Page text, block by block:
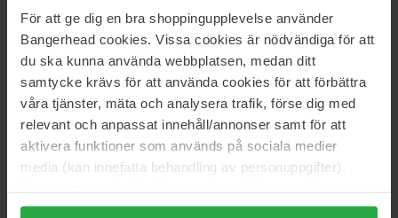
För att ge dig en bra shoppingupplevelse använder
Bangerhead cookies. Vissa cookies är nödvändiga för att
du ska kunna använda webbplatsen, medan ditt
samtycke krävs för att använda cookies för att förbättra
våra tjänster, mäta och analysera trafik, förse dig med
relevant och anpassat innehåll/annonser samt för att
aktivera funktioner som används på sociala medier
media (kan innefatta behandling av personuppgifter).
Genom att trycka på "Tillåt alla cookies" accepterar du
Kategorier:
Hjem
Makeup
Læber
Læbepleje
Classic Liplux Hydrating Lip Oil
Anmeldelser (1)Spørgsmål og svar (0)